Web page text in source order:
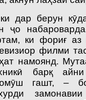
дар берун
ҷо
ки фориғ аз
филми
намоянд.
барқ
хомӯш гашт, –